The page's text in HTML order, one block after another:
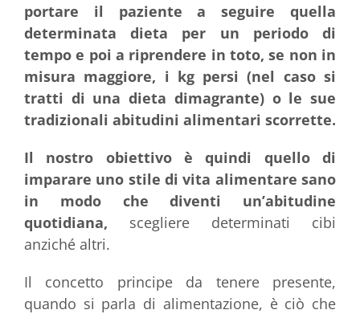
portare il paziente a seguire quella
determinata dieta per un periodo di
tempo e poi a riprendere in toto, se non in
misura maggiore, i kg persi (nel caso si
tratti di una dieta dimagrante) o le sue
tradizionali abitudini alimentari scorrette.
Il nostro obiettivo è quindi quello di
imparare uno stile di vita alimentare sano
in modo che diventi un’abitudine
quotidiana, scegliere determinati cibi
anziché altri.
Il concetto principe da tenere presente,
quando si parla di alimentazione, è ciò che